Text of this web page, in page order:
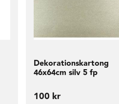
Dekorationskartong
46x64cm silv 5 fp
100 kr